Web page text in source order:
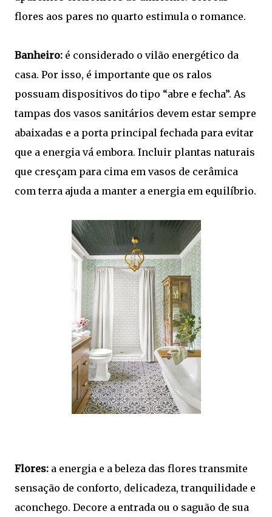
flores aos pares no quarto estimula o romance.
Banheiro: é considerado o vilão energético da
casa. Por isso, é importante que os ralos
possuam dispositivos do tipo “abre e fecha”. As
tampas dos vasos sanitários devem estar sempre
abaixadas e a porta principal fechada para evitar
que a energia vá embora. Incluir plantas naturais
que cresçam para cima em vasos de cerâmica
com terra ajuda a manter a energia em equilíbrio.
Flores: a energia e a beleza das flores transmite
sensação de conforto, delicadeza, tranquilidade e
aconchego. Decore a entrada ou o saguão de sua